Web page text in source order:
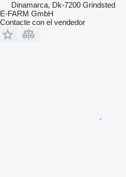
Dinamarca, Dk-7200 Grindsted
E-FARM GmbH
Contacte con el vendedor